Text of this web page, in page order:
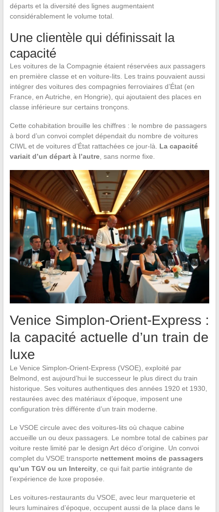
départs et la diversité des lignes augmentaient
considérablement le volume total.
Une clientèle qui définissait la
capacité
Les voitures de la Compagnie étaient réservées aux passagers
en première classe et en voiture-lits. Les trains pouvaient aussi
intégrer des voitures des compagnies ferroviaires d’État (en
France, en Autriche, en Hongrie), qui ajoutaient des places en
classe inférieure sur certains tronçons.
Cette cohabitation brouille les chiffres : le nombre de passagers
à bord d’un convoi complet dépendait du nombre de voitures
CIWL et de voitures d’État rattachées ce jour-là. La capacité
variait d’un départ à l’autre, sans norme fixe.
Venice Simplon-Orient-Express :
la capacité actuelle d’un train de
luxe
Le Venice Simplon-Orient-Express (VSOE), exploité par
Belmond, est aujourd’hui le successeur le plus direct du train
historique. Ses voitures authentiques des années 1920 et 1930,
restaurées avec des matériaux d’époque, imposent une
configuration très différente d’un train moderne.
Le VSOE circule avec des voitures-lits où chaque cabine
accueille un ou deux passagers. Le nombre total de cabines par
voiture reste limité par le design Art déco d’origine. Un convoi
complet du VSOE transporte nettement moins de passagers
qu’un TGV ou un Intercity, ce qui fait partie intégrante de
l’expérience de luxe proposée.
Les voitures-restaurants du VSOE, avec leur marqueterie et
leurs luminaires d’époque, occupent aussi de la place dans le